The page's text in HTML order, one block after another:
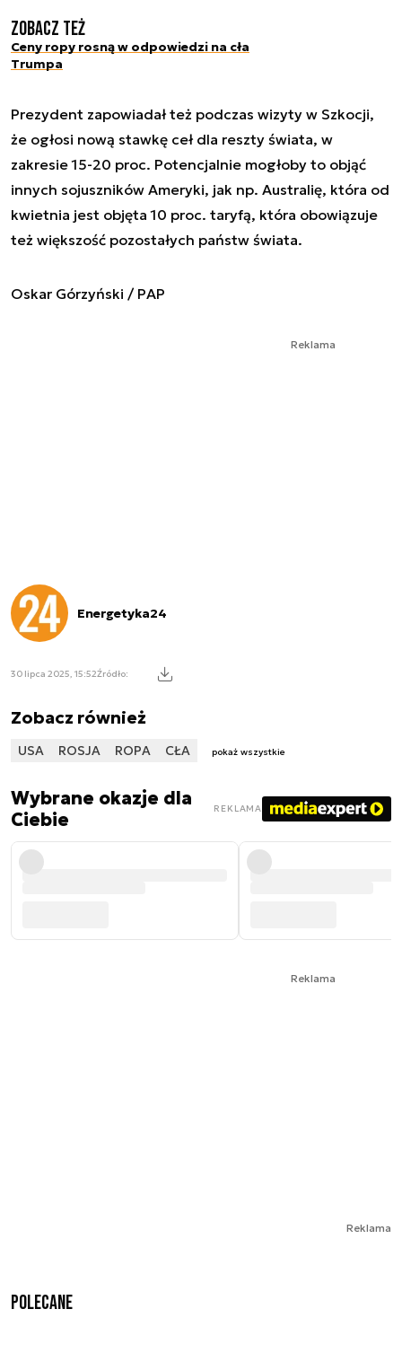
Zobacz też
Ceny ropy rosną w odpowiedzi na cła
Trumpa
Prezydent zapowiadał też podczas wizyty w Szkocji,
że ogłosi nową stawkę ceł dla reszty świata, w
zakresie 15-20 proc. Potencjalnie mogłoby to objąć
innych sojuszników Ameryki, jak np. Australię, która od
kwietnia jest objęta 10 proc. taryfą, która obowiązuje
też większość pozostałych państw świata.
Oskar Górzyński / PAP
Reklama
Energetyka24
30 lipca 2025, 15:52Źródło:
Zobacz również
USA ROSJA ROPA CŁA pokaż wszystkie
Wybrane okazje dla
Ciebie
REKLAMA
Reklama
Reklama
Polecane